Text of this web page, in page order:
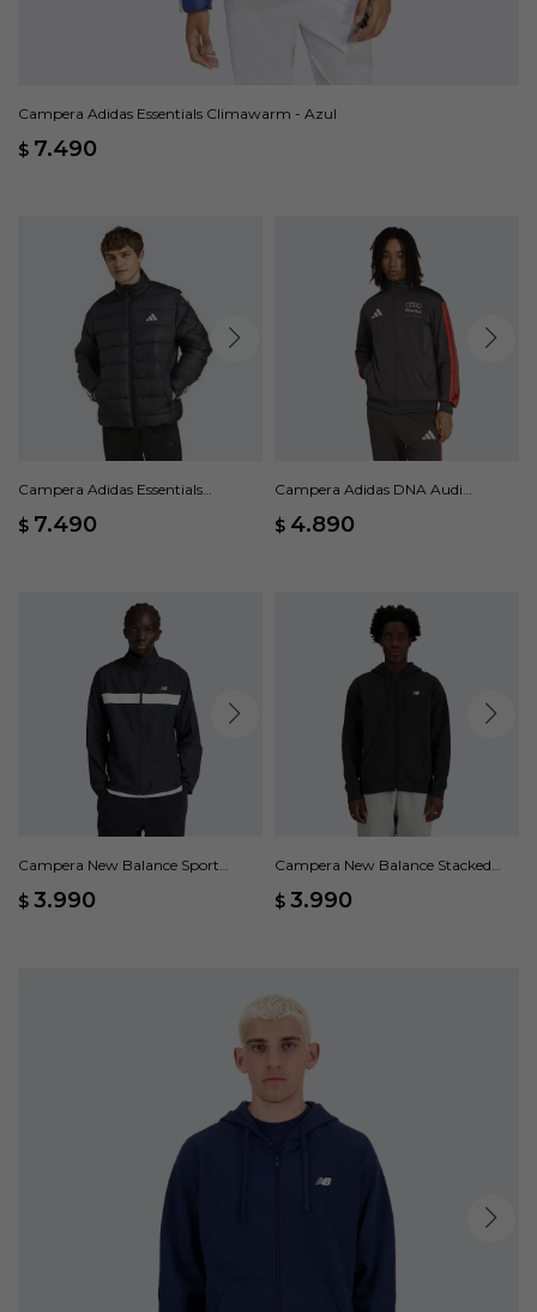
Campera Adidas Essentials Climawarm - Azul
$ 7.490
Campera Adidas Essentials
$ 7.490
Campera Adidas DNA Audi
$ 4.890
Campera New Balance Sport
$ 3.990
Campera New Balance Stacked
$ 3.990